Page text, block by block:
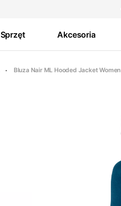
Sprzęt Akcesoria
Bluza Nair ML Hooded Jacket Women